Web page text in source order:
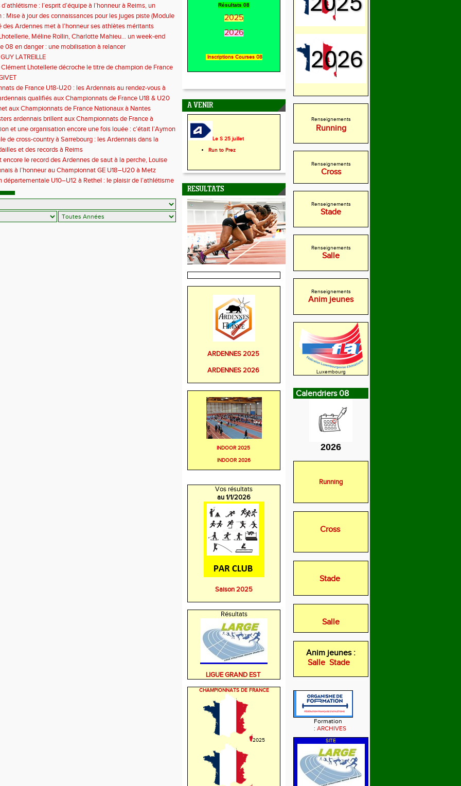
: l’esprit d’équipe à l’honneur à Reims, un
la sédentarité des jeunes
: Mise à jour des connaissances pour les juges piste (Module
des Ardennes met à l’honneur ses athlètes méritants
Méline Rollin, Charlotte Mahieu… un week-end
les coureurs ardennais
08 en danger : une mobilisation à relancer
LATREILLE
Lhotellerie décroche le titre de champion de France
country
de France U18-U20 : les Ardennais au rendez-vous à
qualifiés aux Championnats de France U18 & U20
aux Championnats de France Nationaux à Nantes
ardennais brillent aux Championnats de France à
et une organisation encore une fois louée : c’était l’Aymon
de cross-country à Sarrebourg : les Ardennais dans la
la fête !et des records à Reims
encore le record des Ardennes de saut à la perche, Louise
championnats de France
à l’honneur au Championnat GE U18–U20 à Metz
départementale U10–U12 à Rethel : le plaisir de l’athlétisme
Résultats 08
2025
2026
Inscriptions Courses 08
A VENIR
Le S 25 juillet
Run to Prez
RESULTATS
ARDENNES 2025
ARDENNES 2026
INDOOR 2025
INDOOR 2026
Vos résultats
au 1/1/2026
Saison 2025
Résultats
LIGUE GRAND EST
CHAMPIONNATS DE FRANCE
2025
Renseignements
Running
Renseignements
Cross
Renseignements
Stade
Renseignements
Salle
Renseignements
Anim jeunes
Luxembourg
Calendriers 08
2026
Running
Cross
Stade
Salle
Anim jeunes :
Salle Stade
Formation
: ARCHIVES
SITE